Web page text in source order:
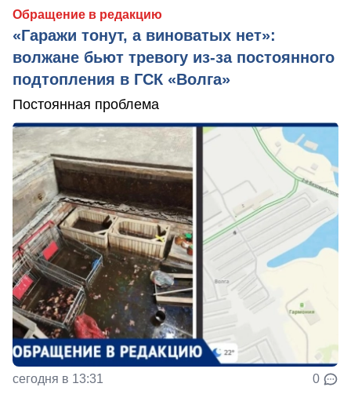
Обращение в редакцию
«Гаражи тонут, а виноватых нет»:
волжане бьют тревогу из-за постоянного
подтопления в ГСК «Волга»
Постоянная проблема
сегодня в 13:31 0